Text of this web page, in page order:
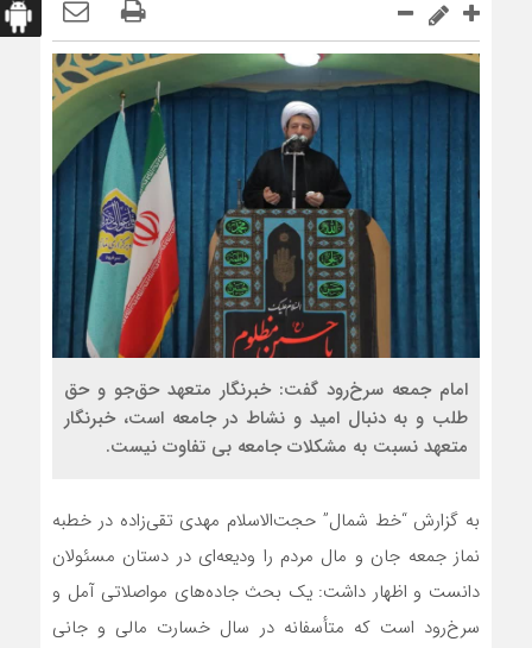
امام جمعه سرخ‌رود گفت: خبرنگار متعهد حق‌جو و حق
طلب و به دنبال امید و نشاط در جامعه است، خبرنگار
متعهد نسبت به مشکلات جامعه بی تفاوت نیست.
به گزارش “خط شمال” حجت‌الاسلام مهدی تقی‌زاده در خطبه
نماز جمعه جان و مال مردم را ودیعه‌ای در دستان مسئولان
دانست و اظهار داشت: یک بحث جاده‌های مواصلاتی آمل و
سرخ‌رود است که متأسفانه در سال خسارت مالی و جانی